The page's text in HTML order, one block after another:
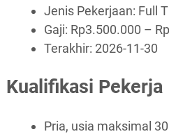
Jenis Pekerjaan: Full
Gaji: Rp3.500.000 – Rp
Terakhir: 2026-11-30
Kualifikasi Pekerja
Pria, usia maksimal